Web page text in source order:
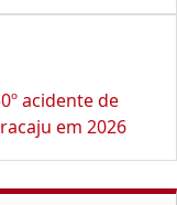
acidente de
em 2026